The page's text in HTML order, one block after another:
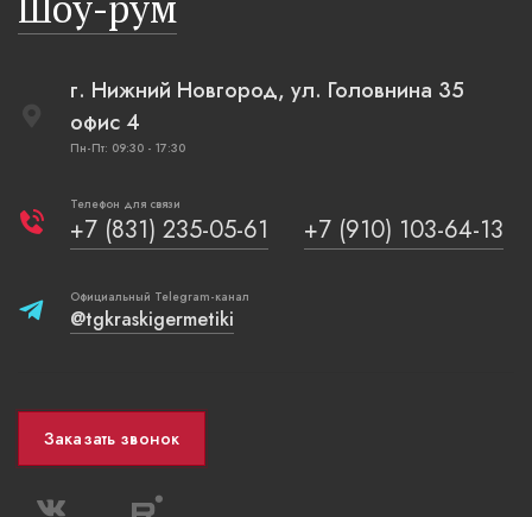
г. Нижний Новгород, ул. Головнина 35
офис 4
Пн-Пт: 09:30 - 17:30
Телефон для связи
+7 (831) 235-05-61 +7 (910) 103-64-13
Официальный Telegram-канал
@tgkraskigermetiki
Заказать звонок